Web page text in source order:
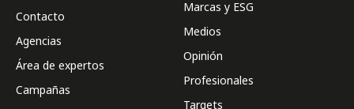
Contacto
Agencias
Área de expertos
Campañas
Marcas y ESG
Medios
Opinión
Profesionales
Targets